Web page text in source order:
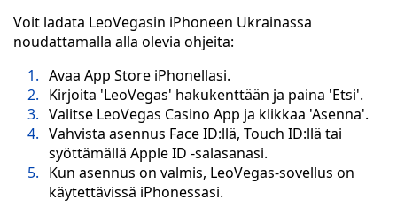
Voit ladata LeoVegasin iPhoneen Ukrainassa
noudattamalla alla olevia ohjeita:
Avaa App Store iPhonellasi.
Kirjoita 'LeoVegas' hakukenttään ja paina 'Etsi'.
Valitse LeoVegas Casino App ja klikkaa 'Asenna'.
Vahvista asennus Face ID:llä, Touch ID:llä tai
syöttämällä Apple ID -salasanasi.
Kun asennus on valmis, LeoVegas-sovellus on
käytettävissä iPhonessasi.